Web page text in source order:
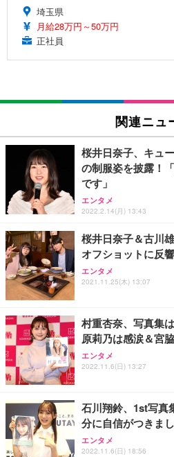
埼玉県
月給28万円～50万円
正社員
関連ニュ
桜井日奈子、キュ
の制服姿を披露！
です」
エンタメ
2022.2.14(月) 13:43
桜井日奈子＆古川
オフショットに反響
エンタメ
2021.11.25(木) 13:07
村重杏奈、写真集
原莉乃は感涙＆宮
エンタメ
2022.11.6(日) 13:27
石川翔鈴、1st写真
分に自信がつきまし
エンタメ
2022.11.6(日) 18:56